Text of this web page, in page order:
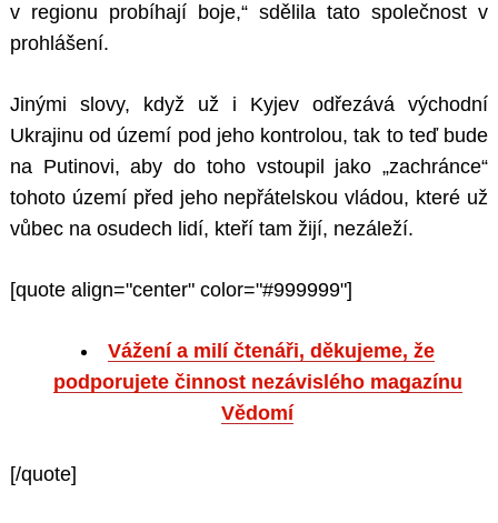
v regionu probíhají boje,“ sdělila tato společnost v
prohlášení.
Jinými slovy, když už i Kyjev odřezává východní
Ukrajinu od území pod jeho kontrolou, tak to teď bude
na Putinovi, aby do toho vstoupil jako „zachránce“
tohoto území před jeho nepřátelskou vládou, které už
vůbec na osudech lidí, kteří tam žijí, nezáleží.
[quote align="center" color="#999999"]
Vážení a milí čtenáři, děkujeme, že
podporujete činnost nezávislého magazínu
Vědomí
[/quote]